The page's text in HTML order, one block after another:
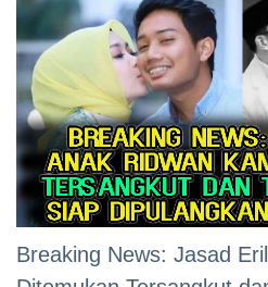
Breaking News: Jasad